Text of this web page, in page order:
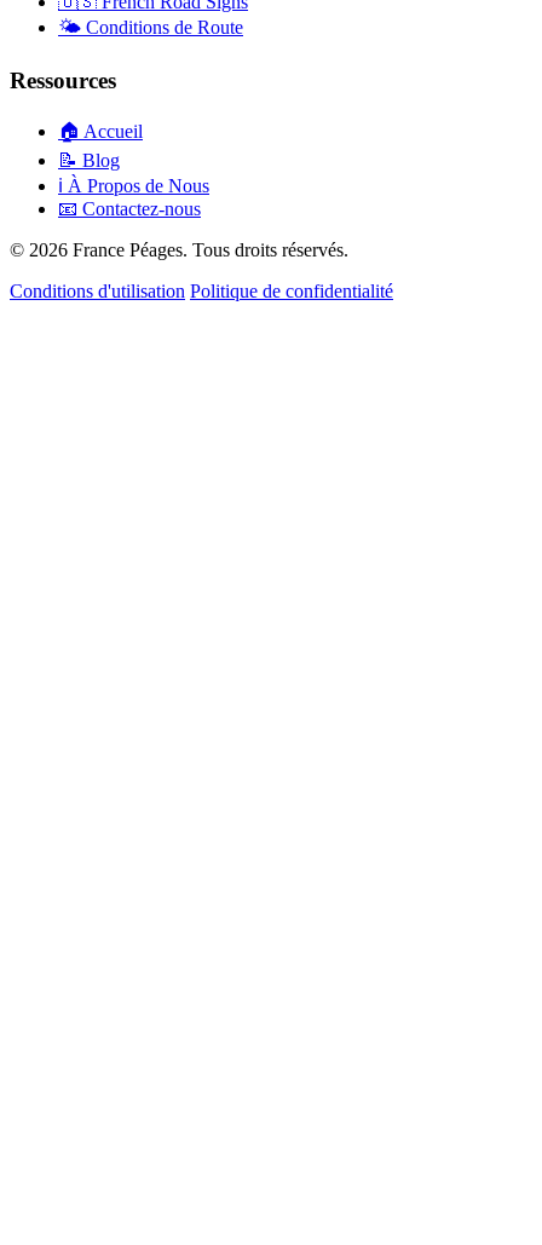
🌤️ Conditions de Route
Ressources
🏠 Accueil
📝 Blog
ℹ️ À Propos de Nous
📧 Contactez-nous
© 2026 France Péages. Tous droits réservés.
Conditions d'utilisation Politique de confidentialité